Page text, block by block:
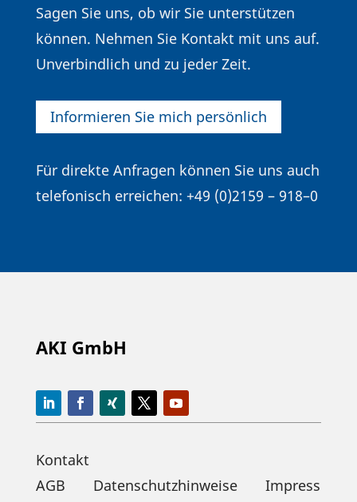
Sagen Sie uns, ob wir Sie unter­stützen
können. Nehmen Sie Kontakt mit uns auf.
Unver­bind­lich und zu jeder Zeit.
Infor­mieren Sie mich persönlich
Für direkte Anfragen können Sie uns auch
tele­fo­nisch errei­chen: +49 (0)2159 – 918–0
AKI GmbH
Kontakt
AGB
Datenschutzhinweise
Impress